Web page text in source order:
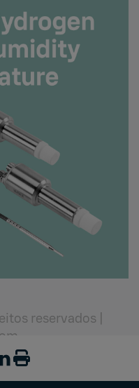
reservados